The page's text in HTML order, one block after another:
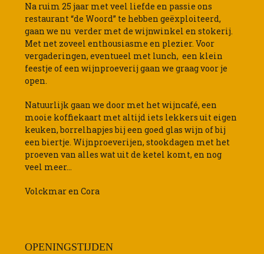
Na ruim 25 jaar met veel liefde en passie ons
restaurant “de Woord” te hebben geëxploiteerd,
gaan we nu verder met de wijnwinkel en stokerij.
Met net zoveel enthousiasme en plezier. Voor
vergaderingen, eventueel met lunch, een klein
feestje of een wijnproeverij gaan we graag voor je
open.
Natuurlijk gaan we door met het wijncafé, een
mooie koffiekaart met altijd iets lekkers uit eigen
keuken, borrelhapjes bij een goed glas wijn of bij
een biertje. Wijnproeverijen, stookdagen met het
proeven van alles wat uit de ketel komt, en nog
veel meer…
Volckmar en Cora
OPENINGSTIJDEN